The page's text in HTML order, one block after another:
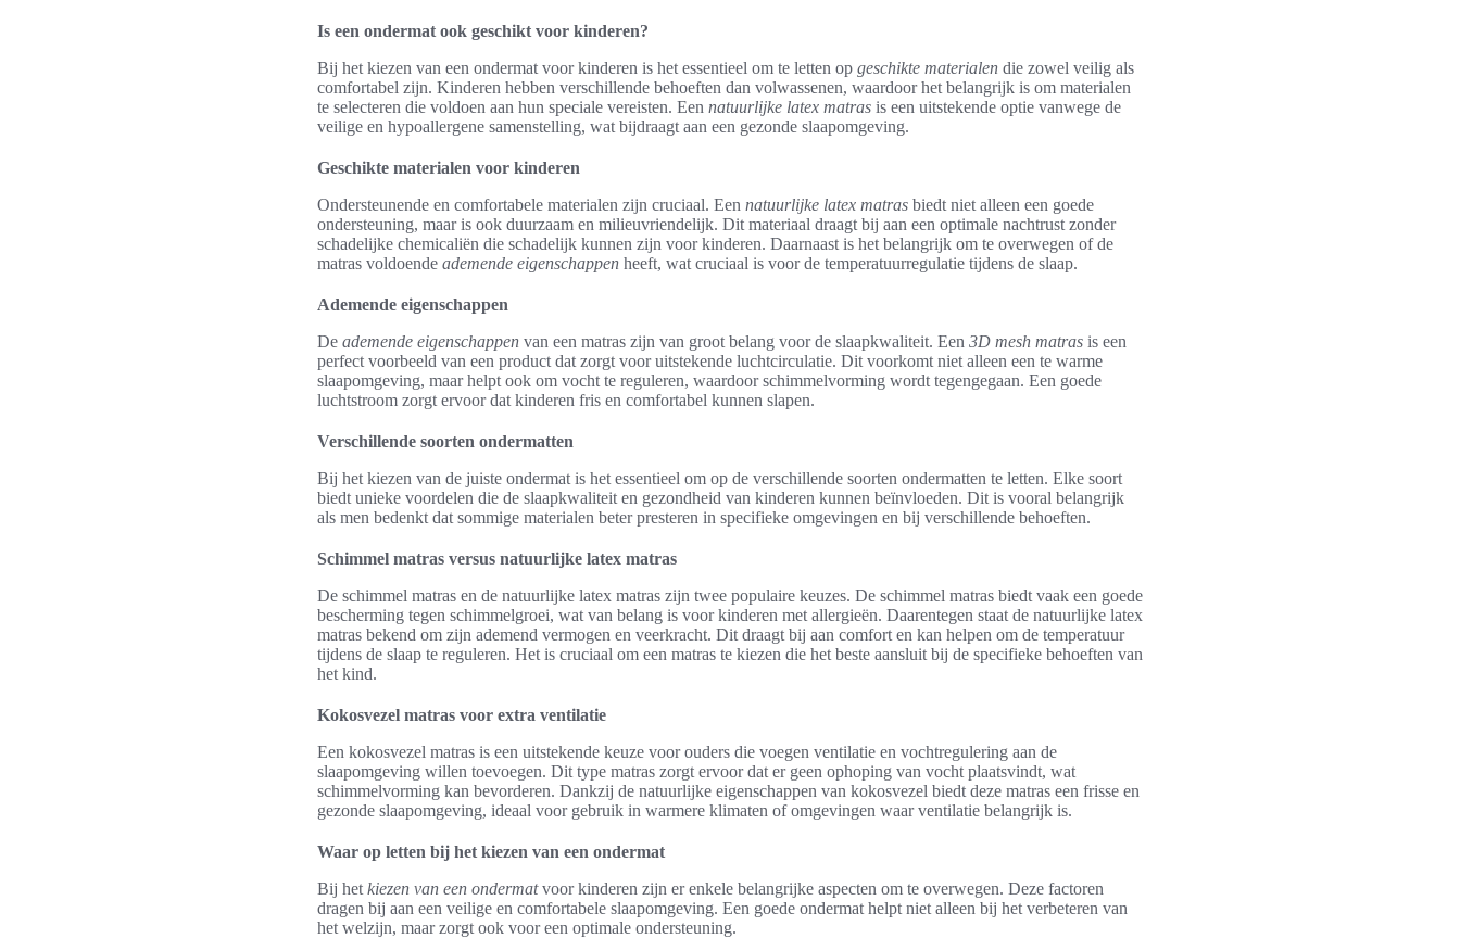
Is een ondermat ook geschikt voor kinderen?
Bij het kiezen van een ondermat voor kinderen is het essentieel om te letten op geschikte materialen die zowel veilig als
comfortabel zijn. Kinderen hebben verschillende behoeften dan volwassenen, waardoor het belangrijk is om materialen
te selecteren die voldoen aan hun speciale vereisten. Een natuurlijke latex matras is een uitstekende optie vanwege de
veilige en hypoallergene samenstelling, wat bijdraagt aan een gezonde slaapomgeving.
Geschikte materialen voor kinderen
Ondersteunende en comfortabele materialen zijn cruciaal. Een natuurlijke latex matras biedt niet alleen een goede
ondersteuning, maar is ook duurzaam en milieuvriendelijk. Dit materiaal draagt bij aan een optimale nachtrust zonder
schadelijke chemicaliën die schadelijk kunnen zijn voor kinderen. Daarnaast is het belangrijk om te overwegen of de
matras voldoende ademende eigenschappen heeft, wat cruciaal is voor de temperatuurregulatie tijdens de slaap.
Ademende eigenschappen
De ademende eigenschappen van een matras zijn van groot belang voor de slaapkwaliteit. Een 3D mesh matras is een
perfect voorbeeld van een product dat zorgt voor uitstekende luchtcirculatie. Dit voorkomt niet alleen een te warme
slaapomgeving, maar helpt ook om vocht te reguleren, waardoor schimmelvorming wordt tegengegaan. Een goede
luchtstroom zorgt ervoor dat kinderen fris en comfortabel kunnen slapen.
Verschillende soorten ondermatten
Bij het kiezen van de juiste ondermat is het essentieel om op de verschillende soorten ondermatten te letten. Elke soort
biedt unieke voordelen die de slaapkwaliteit en gezondheid van kinderen kunnen beïnvloeden. Dit is vooral belangrijk
als men bedenkt dat sommige materialen beter presteren in specifieke omgevingen en bij verschillende behoeften.
Schimmel matras versus natuurlijke latex matras
De schimmel matras en de natuurlijke latex matras zijn twee populaire keuzes. De schimmel matras biedt vaak een goede
bescherming tegen schimmelgroei, wat van belang is voor kinderen met allergieën. Daarentegen staat de natuurlijke latex
matras bekend om zijn ademend vermogen en veerkracht. Dit draagt bij aan comfort en kan helpen om de temperatuur
tijdens de slaap te reguleren. Het is cruciaal om een matras te kiezen die het beste aansluit bij de specifieke behoeften van
het kind.
Kokosvezel matras voor extra ventilatie
Een kokosvezel matras is een uitstekende keuze voor ouders die voegen ventilatie en vochtregulering aan de
slaapomgeving willen toevoegen. Dit type matras zorgt ervoor dat er geen ophoping van vocht plaatsvindt, wat
schimmelvorming kan bevorderen. Dankzij de natuurlijke eigenschappen van kokosvezel biedt deze matras een frisse en
gezonde slaapomgeving, ideaal voor gebruik in warmere klimaten of omgevingen waar ventilatie belangrijk is.
Waar op letten bij het kiezen van een ondermat
Bij het kiezen van een ondermatvoor kinderen zijn er enkele belangrijke aspecten om te overwegen. Deze factoren
dragen bij aan een veilige en comfortabele slaapomgeving. Een goede ondermat helpt niet alleen bij het verbeteren van
het welzijn, maar zorgt ook voor een optimale ondersteuning.